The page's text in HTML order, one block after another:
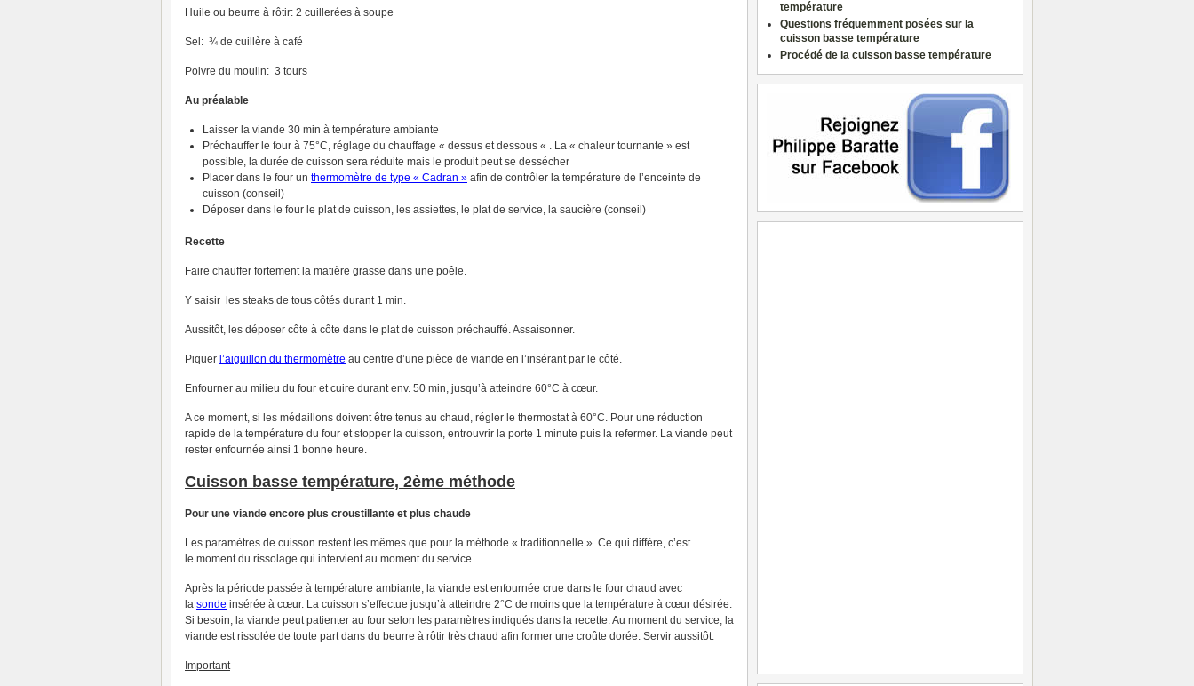
Huile ou beurre à rôtir: 2 cuillerées à soupe
Sel: ¾ de cuillère à café
Poivre du moulin: 3 tours
Au préalable
Laisser la viande 30 min à température ambiante
Préchauffer le four à 75°C, réglage du chauffage « dessus et dessous « . La « chaleur tournante » est
possible, la durée de cuisson sera réduite mais le produit peut se dessécher
Placer dans le four un thermomètre de type « Cadran » afin de contrôler la température de l’enceinte de
cuisson (conseil)
Déposer dans le four le plat de cuisson, les assiettes, le plat de service, la saucière (conseil)
Recette
Faire chauffer fortement la matière grasse dans une poêle.
Y saisir les steaks de tous côtés durant 1 min.
Aussitôt, les déposer côte à côte dans le plat de cuisson préchauffé. Assaisonner.
Piquer l’aiguillon du thermomètre au centre d’une pièce de viande en l’insérant par le côté.
Enfourner au milieu du four et cuire durant env. 50 min, jusqu’à atteindre 60°C à cœur.
A ce moment, si les médaillons doivent être tenus au chaud, régler le thermostat à 60°C. Pour une réduction
rapide de la température du four et stopper la cuisson, entrouvrir la porte 1 minute puis la refermer. La viande peut
rester enfournée ainsi 1 bonne heure.
Cuisson basse température, 2ème méthode
Pour une viande encore plus croustillante et plus chaude
Les paramètres de cuisson restent les mêmes que pour la méthode « traditionnelle ». Ce qui diffère, c’est
le moment du rissolage qui intervient au moment du service.
Après la période passée à température ambiante, la viande est enfournée crue dans le four chaud avec
la sonde insérée à cœur. La cuisson s’effectue jusqu’à atteindre 2°C de moins que la température à cœur désirée.
Si besoin, la viande peut patienter au four selon les paramètres indiqués dans la recette. Au moment du service, la
viande est rissolée de toute part dans du beurre à rôtir très chaud afin former une croûte dorée. Servir aussitôt.
Important
température
Questions fréquemment posées sur la
cuisson basse température
Procédé de la cuisson basse température